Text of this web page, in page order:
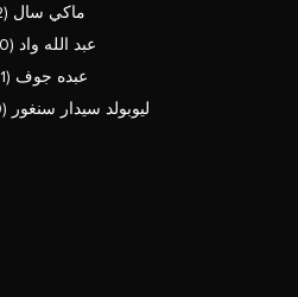
ماكي سال (2012 -2024)
عبد الله واد (2000 - 2012)
عبده جوف (1981 - 2000)
ليوبولد سيدار سنغور (1960 - 1981)